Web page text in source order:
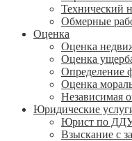
Технический
Обмерные
Оценка
Оценка
Оценка
Определение
Оценка
Независимая
Юридические
Юрист по
Взыскание с